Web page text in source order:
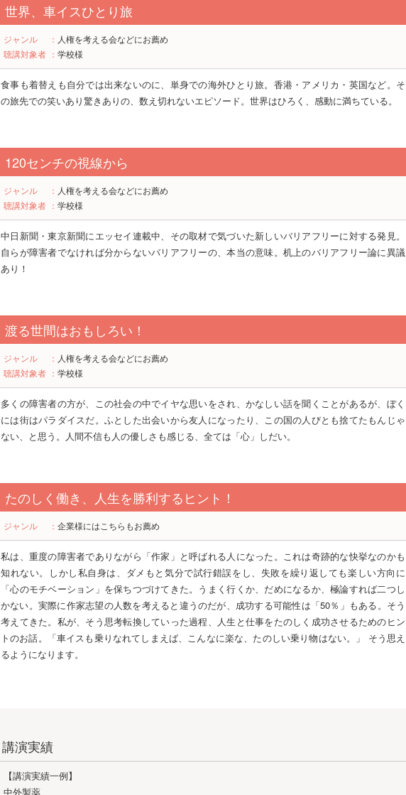
世界、車イスひとり旅
ジャンル ： 人権を考える会などにお薦め
聴講対象者 ： 学校様
食事も着替えも自分では出来ないのに、単身での海外ひとり旅。香港・アメリカ・英国など。そ
の旅先での笑いあり驚きありの、数え切れないエピソード。世界はひろく、感動に満ちている。
120センチの視線から
ジャンル ： 人権を考える会などにお薦め
聴講対象者 ： 学校様
中日新聞・東京新聞にエッセイ連載中、その取材で気づいた新しいバリアフリーに対する発見。
自らが障害者でなければ分からないバリアフリーの、本当の意味。机上のバリアフリー論に異議
あり！
渡る世間はおもしろい！
ジャンル ： 人権を考える会などにお薦め
聴講対象者 ： 学校様
多くの障害者の方が、この社会の中でイヤな思いをされ、かなしい話を聞くことがあるが、ぼく
には街はパラダイスだ。ふとした出会いから友人になったり、この国の人びとも捨てたもんじゃ
ない、と思う。人間不信も人の優しさも感じる、全ては「心」しだい。
たのしく働き、人生を勝利するヒント！
ジャンル ： 企業様にはこちらもお薦め
私は、重度の障害者でありながら「作家」と呼ばれる人になった。これは奇跡的な快挙なのかも
知れない。しかし私自身は、ダメもと気分で試行錯誤をし、失敗を繰り返しても楽しい方向に
「心のモチベーション」を保ちつづけてきた。うまく行くか、だめになるか、極論すれば二つし
かない。実際に作家志望の人数を考えると違うのだが、成功する可能性は「50％」もある。そう
考えてきた。私が、そう思考転換していった過程、人生と仕事をたのしく成功させるためのヒン
トのお話。「車イスも乗りなれてしまえば、こんなに楽な、たのしい乗り物はない。」 そう思え
るようになります。
講演実績
【講演実績一例】
中外製薬